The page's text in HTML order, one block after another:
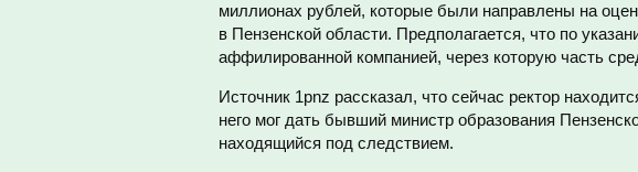
миллионах рублей, которые были направлены на
в Пензенской области. Предполагается, что по
аффилированной компанией, через которую часть
Источник 1pnz рассказал, что сейчас ректор
него мог дать бывший министр образования
находящийся под следствием.